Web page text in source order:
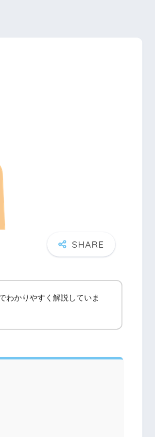
わかりやすく解説していま